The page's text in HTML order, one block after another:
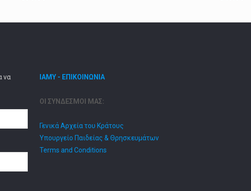
να
ΙΑΜΥ - ΕΠΙΚΟΙΝΩΝΙΑ
ΟΙ ΣΥΝΔΕΣΜΟΙ ΜΑΣ:
Γενικά Αρχεία του Κράτους
Υπουργείο Παιδείας & Θρησκευμάτων
Terms and Conditions